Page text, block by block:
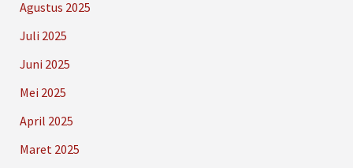
Agustus 2025
Juli 2025
Juni 2025
Mei 2025
April 2025
Maret 2025